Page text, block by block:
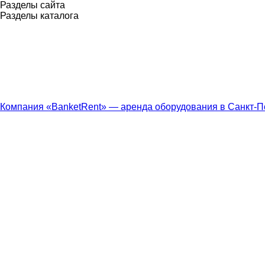
Разделы сайта
Разделы каталога
Компания «BanketRent» — аренда оборудования в Санкт-